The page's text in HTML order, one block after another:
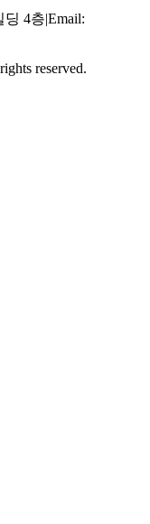
딩 4층|Email:
reserved.